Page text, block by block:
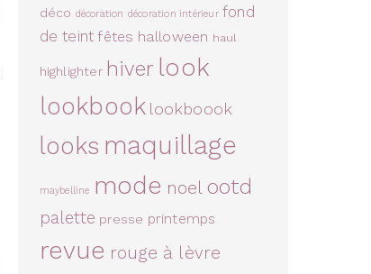
déco décoration décoration intérieur fond
de teint fêtes halloween haul
highlighter hiver look
lookbook lookboook
looks maquillage
maybelline mode noel ootd
palette presse printemps
revue rouge à lèvre